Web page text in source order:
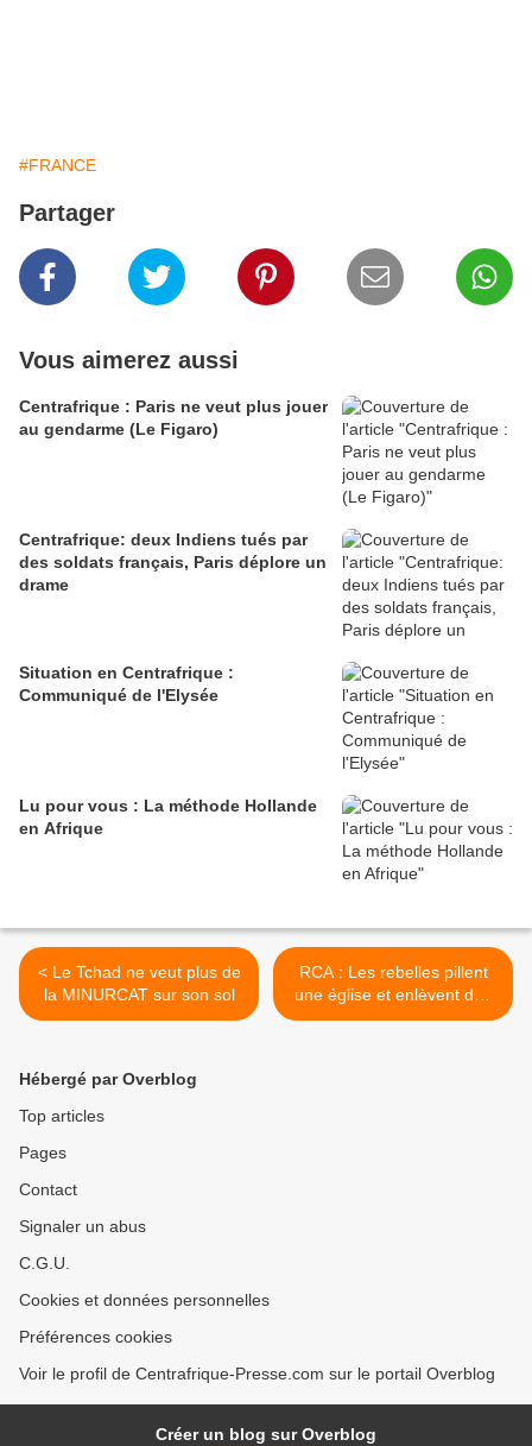
#FRANCE
Partager
Vous aimerez aussi
Centrafrique : Paris ne veut plus jouer
au gendarme (Le Figaro)
Centrafrique: deux Indiens tués par
des soldats français, Paris déplore un
drame
Situation en Centrafrique :
Communiqué de l'Elysée
Lu pour vous : La méthode Hollande
en Afrique
< Le Tchad ne veut plus de
la MINURCAT sur son sol
RCA : Les rebelles pillent
une église et enlèvent des
dizaines de personnes >
Hébergé par Overblog
Top articles
Pages
Contact
Signaler un abus
C.G.U.
Cookies et données personnelles
Préférences cookies
Voir le profil de Centrafrique-Presse.com sur le portail Overblog
Créer un blog sur Overblog